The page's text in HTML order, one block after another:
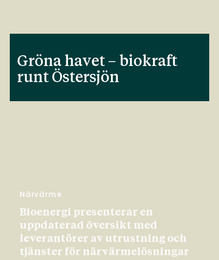
Gröna havet – biokraft
runt Östersjön
Närvärme
Bioenergi presenterar en
uppdaterad översikt med
leverantörer av utrustning och
tjänster för närvärmelösningar